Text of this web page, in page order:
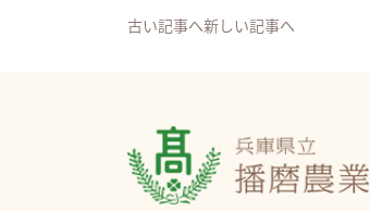
古い記事へ新しい記事へ